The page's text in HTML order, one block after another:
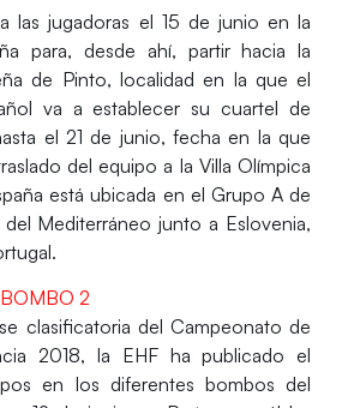
las jugadoras el 15 de junio en la
para, desde ahí, partir hacia la
de Pinto, localidad en la que el
va a establecer su cuartel de
el 21 de junio, fecha en la que
del equipo a la Villa Olímpica
está ubicada en el Grupo A de
Mediterráneo junto a Eslovenia,
2
clasificatoria del Campeonato de
2018, la EHF ha publicado el
en los diferentes bombos del